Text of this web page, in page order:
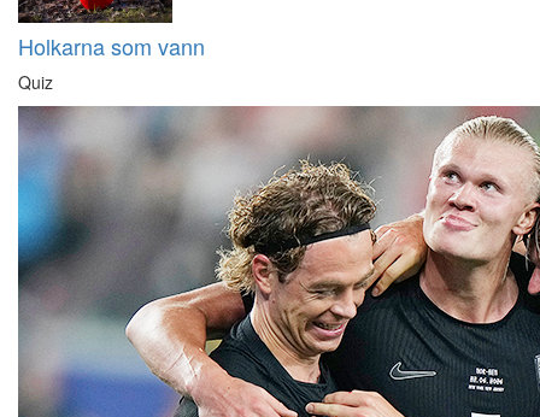
Holkarna som vann
Quiz